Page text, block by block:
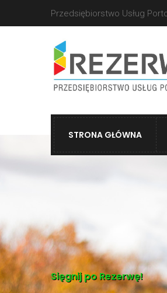
Przedsiębiorstwo Usług
STRONA GŁÓWNA
Sięgnij po Rezerwę!